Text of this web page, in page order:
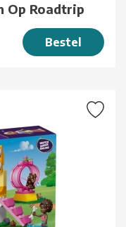
Op Roadtrip
Bestel